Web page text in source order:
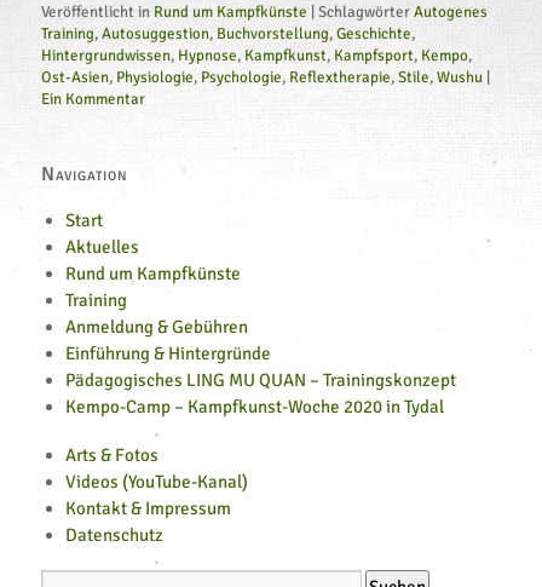
Veröffentlicht in Rund um Kampfkünste SchlagwörterAutogenes
Training,Autosuggestion, Buchvorstellung,Geschichte,
Hintergrundwissen, Hypnose, Kampfkunst, Kampfsport, Kempo,
Ost-Asien, Physiologie, Psychologie, Reflextherapie,Stile,Wushu
Ein Kommentar
Navigation
Start
Aktuelles
Rund um Kampfkünste
Training
Anmeldung & Gebühren
Einführung & Hintergründe
Pädagogisches LING MU QUAN – Trainingskonzept
Kempo-Camp – Kampfkunst-Woche 2020 in Tydal
Arts & Fotos
Videos (YouTube-Kanal)
Kontakt & Impressum
Datenschutz